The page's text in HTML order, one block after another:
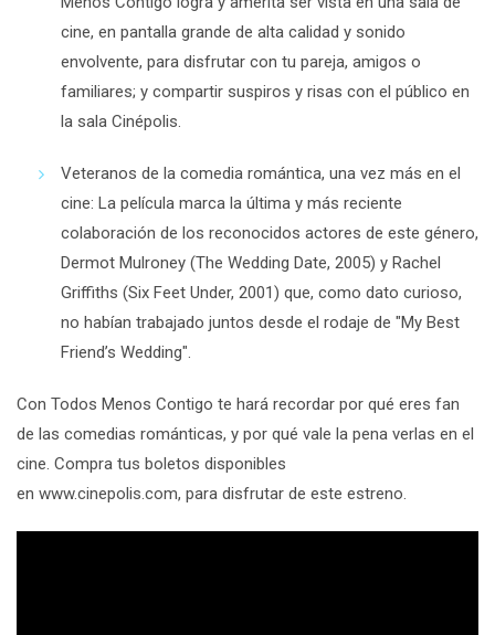
cine, en pantalla grande de alta calidad y sonido
envolvente, para disfrutar con tu pareja, amigos o
familiares; y compartir suspiros y risas con el público en
la sala Cinépolis.
Veteranos de la comedia romántica, una vez más en el
cine: La película marca la última y más reciente
colaboración de los reconocidos actores de este género,
Dermot Mulroney (The Wedding Date, 2005) y Rachel
Griffiths (Six Feet Under, 2001) que, como dato curioso,
no habían trabajado juntos desde el rodaje de "My Best
Friend’s Wedding".
Con Todos Menos Contigo te hará recordar por qué eres fan
de las comedias románticas, y por qué vale la pena verlas en el
cine. Compra tus boletos disponibles
en www.cinepolis.com, para disfrutar de este estreno.